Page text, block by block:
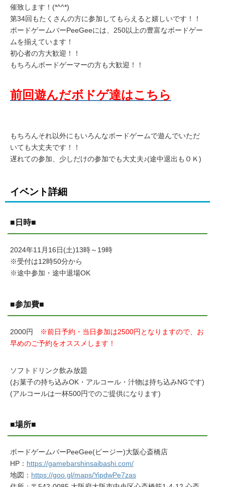
催致します！(*^^*)
第34回もたくさんの方に参加してもらえると嬉しいです！！
ボードゲームバーPeeGeeには、250以上の豊富なボードゲー
ムを揃えています！
初心者の方大歓迎！！
もちろんボードゲーマーの方も大歓迎！！
前回遊んだボドゲ達はこちら
もちろんそれ以外にもいろんなボードゲームで遊んでいただ
いても大丈夫です！！
遅れての参加、少しだけの参加でも大丈夫♪(途中退出もＯＫ)
イベント詳細
■日時■
2024年11月16日(土)13時～19時
※受付は12時50分から
※途中参加・途中退場OK
■参加費■
2000円
※前日予約・当日参加は2500円となりますので、お
早めのご予約をオススメします！
ソフトドリンク飲み放題
(お菓子の持ち込みOK・アルコール・汁物は持ち込みNGです)
(アルコールは一杯500円でのご提供になります)
■場所■
ボードゲームバーPeeGee(ピージー)大阪心斎橋店
HP： https://gamebarshinsaibashi.com/
地図： https://goo.gl/maps/YipdwPe7zas